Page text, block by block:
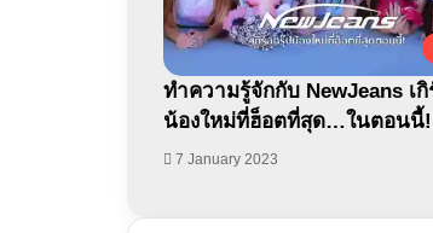
ทำความรู้จักกับ NewJeans เกิ
น้องใหม่ที่ฮ็อตที่สุด…ในตอนนี้!
7 January 2023